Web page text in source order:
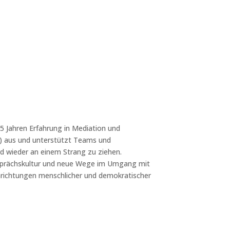
Jahren Erfahrung in Mediation und
aus und unterstützt Teams und
wieder an einem Strang zu ziehen.
und neue Wege im Umgang mit
menschlicher und demokratischer